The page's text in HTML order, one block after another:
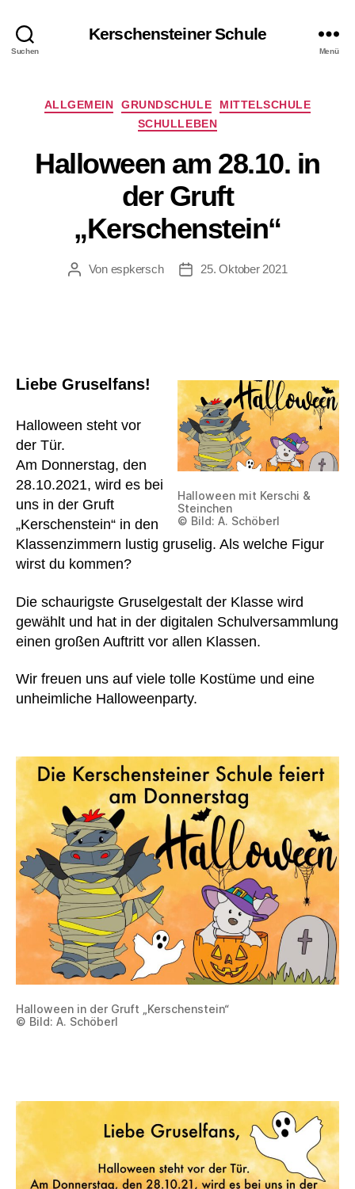
Suchen
Kerschensteiner Schule
Menü
Kategorien
ALLGEMEIN GRUNDSCHULE
MITTELSCHULE
SCHULLEBEN
Halloween am 28.10. in
der Gruft
„Kerschenstein“
Beitragsautor
Von espkersch Veröffentlichungsdatum
25. Oktober 2021
Halloween mit Kerschi &
Steinchen
© Bild: A. Schöberl
Liebe Gruselfans!
Halloween steht vor
der Tür.
Am Donnerstag, den
28.10.2021, wird es bei
uns in der Gruft
„Kerschenstein“ in den
Klassenzimmern lustig gruselig. Als welche Figur
wirst du kommen?
Die schaurigste Gruselgestalt der Klasse wird
gewählt und hat in der digitalen Schulversammlung
einen großen Auftritt vor allen Klassen.
Wir freuen uns auf viele tolle Kostüme und eine
unheimliche Halloweenparty.
Halloween in der Gruft „Kerschenstein“
© Bild: A. Schöberl